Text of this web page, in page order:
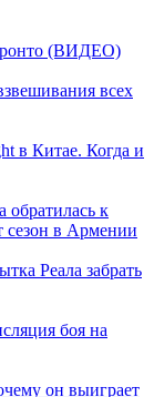
(ВИДЕО)
всех
в Китае. Когда и
обратилась к
сезон в Армении
Реала забрать
боя на
он выиграет